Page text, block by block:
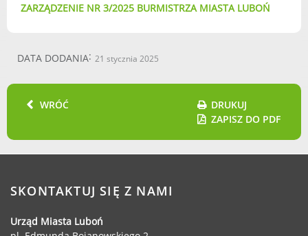
ZARZĄDZENIE NR 3/2025 BURMISTRZA MIASTA LUBOŃ
DATA DODANIA 21 stycznia 2025
WRÓĆ
DRUKUJ
ZAPISZ DO PDF
SKONTAKTUJ SIĘ Z NAMI
Urząd Miasta Luboń